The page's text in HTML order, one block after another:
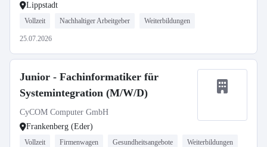
Lippstadt
Vollzeit Nachhaltiger Arbeitgeber Weiterbildungen
25.07.2026
Junior - Fachinformatiker für
Systemintegration (M/W/D)
CyCOM Computer GmbH
Frankenberg (Eder)
Vollzeit Firmenwagen Gesundheitsangebote Weiterbildungen